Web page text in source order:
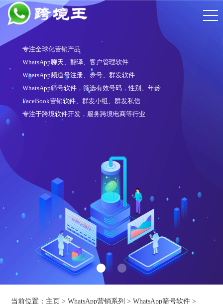
专注全球化营销产品
WhatsApp聊天、翻译、客户管理软件
WhatsApp频道号注册、养号、群发软件
WhatsApp筛号软件，筛选有效号码，性别、年龄
FaceBook营销软件、群发小组、群发私信
专注于跨境软件开发，服务跨境电商等行业
当前位置： 主页 >WhatsApp营销系列 >WhatsApp筛号软件 >